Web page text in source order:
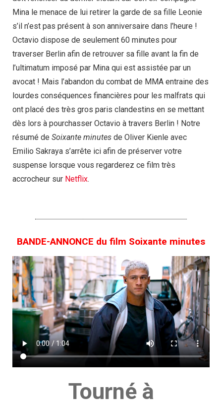
Mina le menace de lui retirer la garde de sa fille Leonie
s’il n’est pas présent à son anniversaire dans l’heure !
Octavio dispose de seulement 60 minutes pour
traverser Berlin afin de retrouver sa fille avant la fin de
l’ultimatum imposé par Mina qui est assistée par un
avocat ! Mais l’abandon du combat de MMA entraine des
lourdes conséquences financières pour les malfrats qui
ont placé des très gros paris clandestins en se mettant
dès lors à pourchasser Octavio à travers Berlin ! Notre
résumé de Soixante minutes de Oliver Kienle avec
Emilio Sakraya s’arrête ici afin de préserver votre
suspense lorsque vous regarderez ce film très
accrocheur sur Netflix.
BANDE-ANNONCE du film Soixante minutes
Tourné à